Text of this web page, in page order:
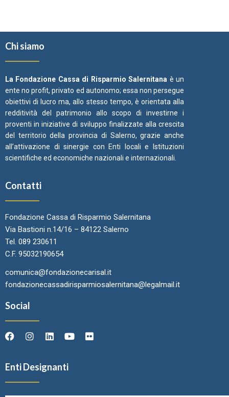
Chi siamo
La Fondazione Cassa di Risparmio Salernitana è un
ente no profit, privato ed autonomo; essa non persegue
obiettivi di lucro ma, allo stesso tempo, è orientata alla
redditività del patrimonio allo scopo di investirne i
proventi in iniziative di sviluppo finalizzate alla crescita
del territorio della provincia di Salerno, grazie anche
all’attivazione di sinergie con Enti locali e Istituzioni
scientifiche ed economiche nazionali e internazionali.
Contatti
Fondazione Cassa di Risparmio Salernitana
Via Bastioni n.14/16 – 84122 Salerno
Tel. 089 230611
C.F. 95032190654
comunica@fondazionecarisal.it
fondazionecassadirisparmiosalernitana@legalmail.it
Social
Enti Designanti